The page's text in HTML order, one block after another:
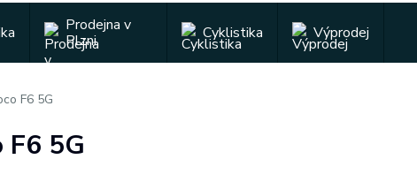
Prodejna v
Plzni
Cyklistika Výprodej
F6 5G
5G